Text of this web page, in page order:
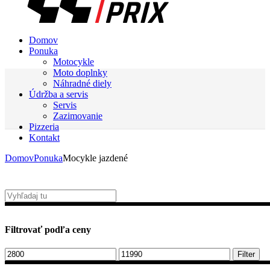
Domov
Ponuka
Motocykle
Moto doplnky
Náhradné diely
Údržba a servis
Servis
Zazimovanie
Pizzeria
Kontakt
DomovPonukaMocykle jazdené
Filtrovať podľa ceny
Minimálna
cena
Maximálna
cena
Filter